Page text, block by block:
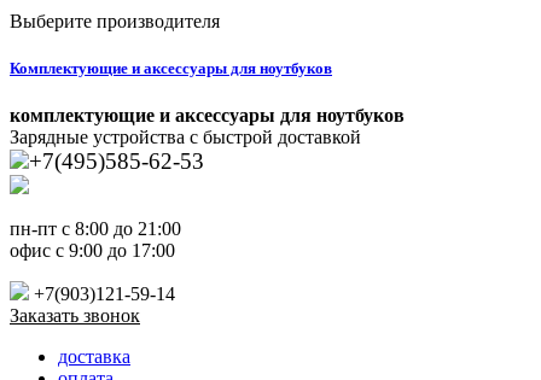
Выберите производителя
Комплектующие и аксессуары для ноутбуков
комплектующие и аксессуары для ноутбуков
Зарядные устройства с быстрой доставкой
+7(495)585-62-53
пн-пт с 8:00 до 21:00
офис с 9:00 до 17:00
+7(903)121-59-14
Заказать звонок
доставка